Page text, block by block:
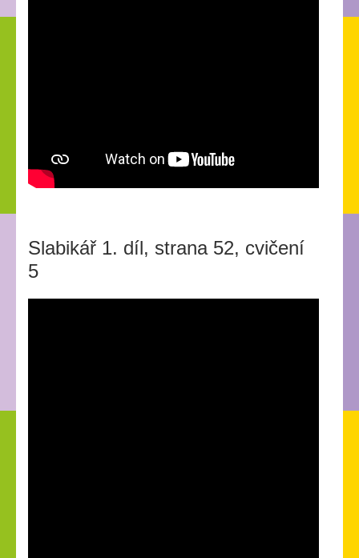
Slabikář 1. díl, strana 52, cvičení
5